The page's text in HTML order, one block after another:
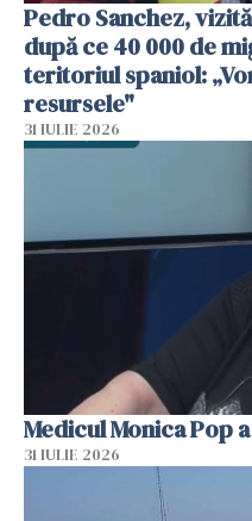
Pedro Sanchez,
după ce 40 000 de
teritoriul spaniol:
resursele"
31 IULIE 2026
Medicul Monica Pop
31 IULIE 2026